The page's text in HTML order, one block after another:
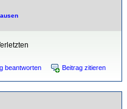
beantworten Beitrag zitieren